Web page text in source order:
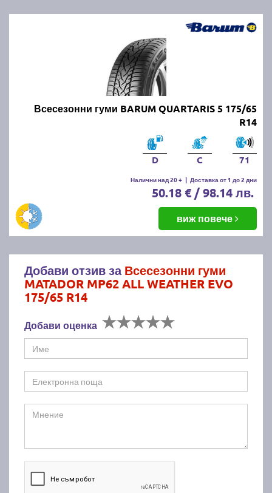
Всесезонни гуми BARUM QUARTARIS 5 175/65
R14
D C 71
Налични над 20 + | Доставка от 1 до 2 дни
50.18 € / 98.14 лв.
виж повече
Добави отзив заВсесезонни гуми
MATADOR MP62 ALL WEATHER EVO
175/65 R14
Добави оценка